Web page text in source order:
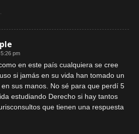
pm
en este país cualquiera se cree
si jamás en su vida han tomado un
sus manos. No sé para que perdí 5
estudiando Derecho si hay tantos
que tienen una respuesta